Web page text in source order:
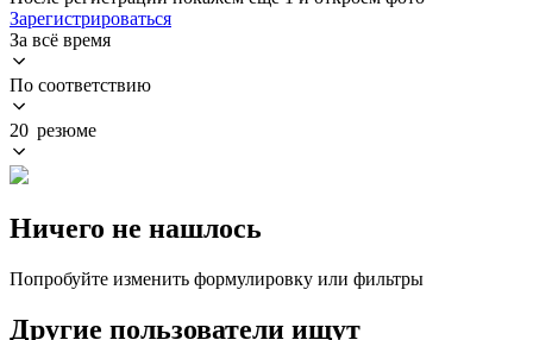
Зарегистрироваться
За всё время
По соответствию
20 резюме
Ничего не нашлось
Попробуйте изменить формулировку или фильтры
Другие пользователи ищут